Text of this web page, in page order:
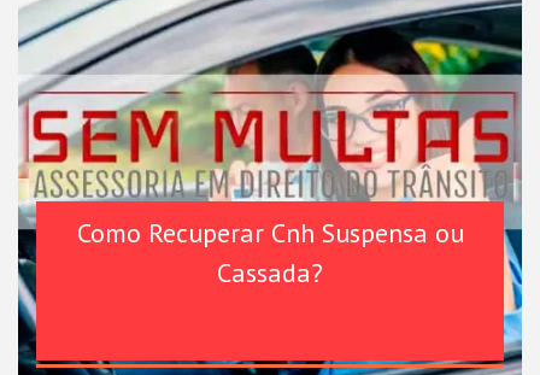
Como Recuperar Cnh Suspensa ou
Cassada?